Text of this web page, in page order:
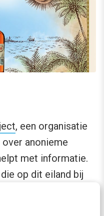
, een organisatie
anonieme
met informatie.
op dit eiland bij
een naam en
informatie over